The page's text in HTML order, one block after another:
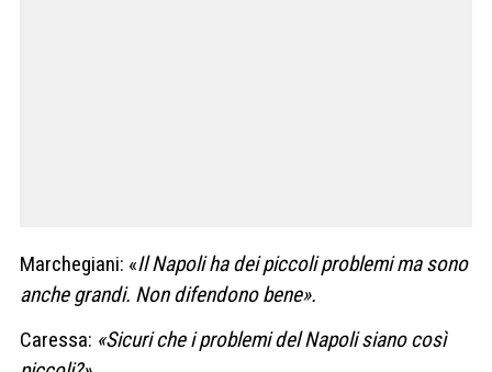
Marchegiani: «Il Napoli ha dei piccoli problemi ma sono
anche grandi. Non difendono bene».
Caressa: «Sicuri che i problemi del Napoli siano così